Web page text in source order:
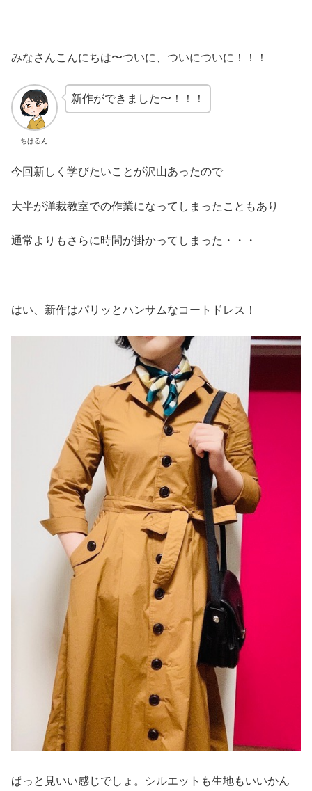
みなさんこんにちは〜ついに、ついについに！！！
ちはるん
新作ができました〜！！！
今回新しく学びたいことが沢山あったので
大半が洋裁教室での作業になってしまったこともあり
通常よりもさらに時間が掛かってしまった・・・
はい、新作はパリッとハンサムなコートドレス！
ぱっと見いい感じでしょ。シルエットも生地もいいかん